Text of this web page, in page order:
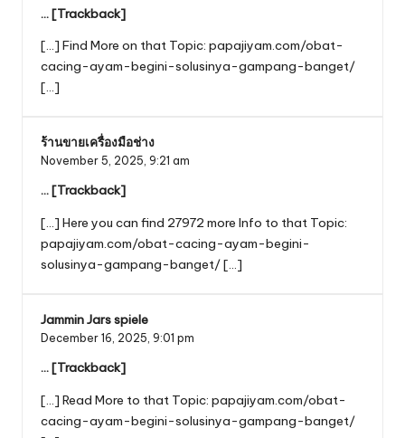
… [Trackback]
[…] Find More on that Topic: papajiyam.com/obat-
cacing-ayam-begini-solusinya-gampang-banget/
[…]
ร้านขายเครื่องมือช่าง
November 5, 2025, 9:21 am
… [Trackback]
[…] Here you can find 27972 more Info to that Topic:
papajiyam.com/obat-cacing-ayam-begini-
solusinya-gampang-banget/ […]
Jammin Jars spiele
December 16, 2025, 9:01 pm
… [Trackback]
[…] Read More to that Topic: papajiyam.com/obat-
cacing-ayam-begini-solusinya-gampang-banget/